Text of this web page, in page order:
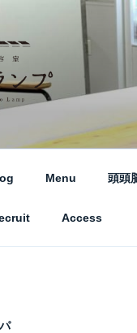
雨とラ
の【美容室 雨とラ
Menu 頭頭
Access